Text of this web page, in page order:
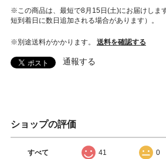
※この商品は、最短で8月15日(土)にお届けしま
短到着日に数日追加される場合があります）。
※別途送料がかかります。 送料を確認する
通報する
ショップの評価
すべて 41 0